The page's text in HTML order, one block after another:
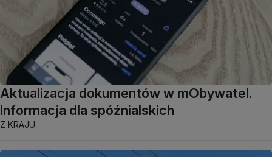
Aktualizacja dokumentów w mObywatel.
Informacja dla spóźnialskich
Z KRAJU